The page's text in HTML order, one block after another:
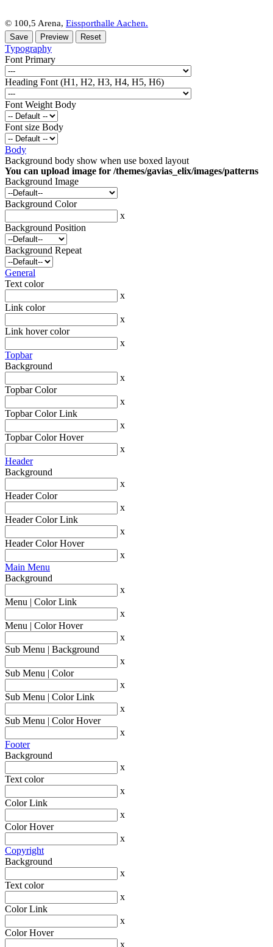
© 100,5 Arena, Eissporthalle Aachen.
Typography
Font Primary
Heading Font (H1, H2, H3, H4, H5, H6)
Font Weight Body
Font size Body
Body
Background body show when use boxed layout
You can upload image for /themes/gavias_elix/images/patterns
Background Image
Background Color
x
Background Position
Background Repeat
General
Text color
x
Link color
x
Link hover color
x
Topbar
Background
x
Topbar Color
x
Topbar Color Link
x
Topbar Color Hover
x
Header
Background
x
Header Color
x
Header Color Link
x
Header Color Hover
x
Main Menu
Background
x
Menu | Color Link
x
Menu | Color Hover
x
Sub Menu | Background
x
Sub Menu | Color
x
Sub Menu | Color Link
x
Sub Menu | Color Hover
x
Footer
Background
x
Text color
x
Color Link
x
Color Hover
x
Copyright
Background
x
Text color
x
Color Link
x
Color Hover
x